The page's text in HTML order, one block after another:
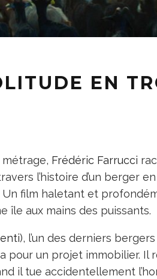
EN
Frédéric Farrucci
l’histoire d’un berger
Un film haletant et
île aux mains des puissants.
), l’un des derniers
pour un projet immobilier. Il
il tue accidentellement